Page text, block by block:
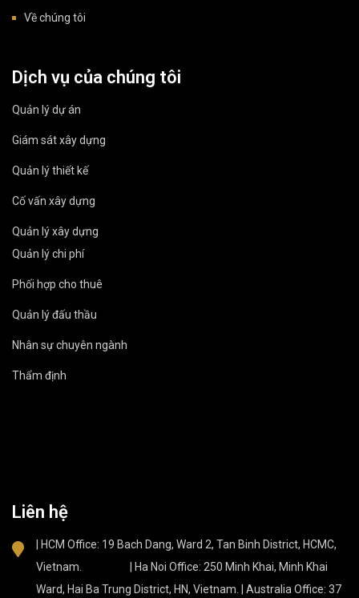
Về chúng tôi
Dịch vụ của chúng tôi
Quản lý dự án
Giám sát xây dựng
Quản lý thiết kế
Cố vấn xây dựng
Quản lý xây dựng
Quản lý chi phí
Phối hợp cho thuê
Quản lý đấu thầu
Nhân sự chuyên ngành
Thẩm định
Liên hệ
| HCM Office: 19 Bach Dang, Ward 2, Tan Binh District, HCMC,
Vietnam. | Ha Noi Office: 250 Minh Khai, Minh Khai
Ward, Hai Ba Trung District, HN, Vietnam. | Australia Office: 37